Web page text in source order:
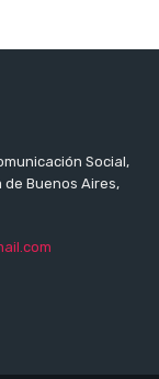
Social,
Buenos Aires,